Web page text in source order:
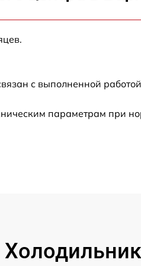
мин
60 мин
60 мин
с выполненной
параметрам при